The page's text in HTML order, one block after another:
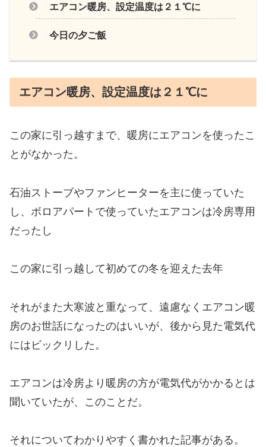
エアコン暖房、設定温度は２１℃に
今日の夕ご飯
エアコン暖房、設定温度は２１℃に
この家に引っ越すまで、暖房にエアコンを使ったこ
とがなかった。
石油ストーブやファンヒーターを主に使っていた
し、ボロアパートで使っていたエアコンは冷房専用
だったし
この家に引っ越して初めての冬を迎えた去年
それがまた大寒波と重なって、遠慮なくエアコン暖
房のお世話になったのはいいが、後から見た電気代
にはビックリした。
エアコンは冷房より暖房の方が電気代がかかるとは
聞いていたが、このことだ。
それについてわかりやすく書かれた記事がある。